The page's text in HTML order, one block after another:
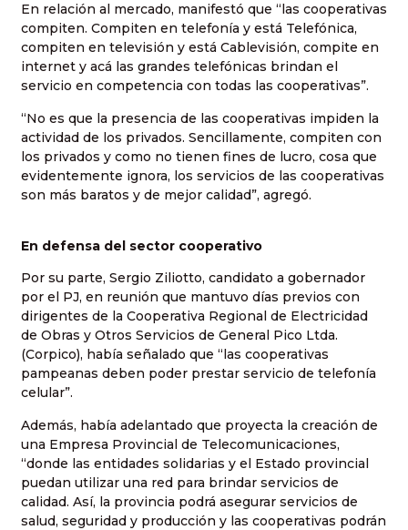
En relación al mercado, manifestó que “las cooperativas
compiten. Compiten en telefonía y está Telefónica,
compiten en televisión y está Cablevisión, compite en
internet y acá las grandes telefónicas brindan el
servicio en competencia con todas las cooperativas”.
“No es que la presencia de las cooperativas impiden la
actividad de los privados. Sencillamente, compiten con
los privados y como no tienen fines de lucro, cosa que
evidentemente ignora, los servicios de las cooperativas
son más baratos y de mejor calidad”, agregó.
En defensa del sector cooperativo
Por su parte, Sergio Ziliotto, candidato a gobernador
por el PJ, en reunión que mantuvo días previos con
dirigentes de la Cooperativa Regional de Electricidad
de Obras y Otros Servicios de General Pico Ltda.
(Corpico), había señalado que “las cooperativas
pampeanas deben poder prestar servicio de telefonía
celular”.
Además, había adelantado que proyecta la creación de
una Empresa Provincial de Telecomunicaciones,
“donde las entidades solidarias y el Estado provincial
puedan utilizar una red para brindar servicios de
calidad. Así, la provincia podrá asegurar servicios de
salud, seguridad y producción y las cooperativas podrán